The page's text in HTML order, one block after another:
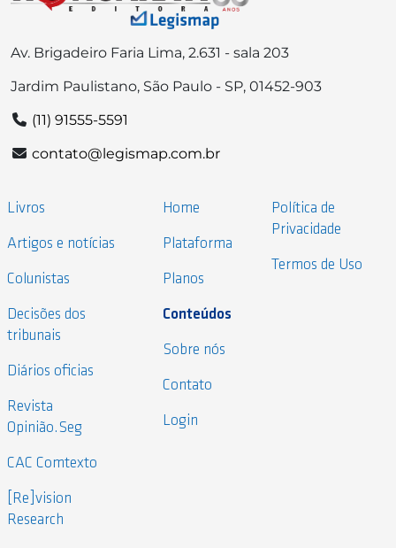
Av. Brigadeiro Faria Lima, 2.631 - sala 203
Jardim Paulistano, São Paulo - SP, 01452-903
(11) 91555-5591
contato@legismap.com.br
Livros
Artigos e notícias
Colunistas
Decisões dos
tribunais
Diários oficias
Revista
Opinião.Seg
CAC Comtexto
[Re]vision
Research
Home
Plataforma
Planos
Conteúdos
Sobre nós
Contato
Login
Política de
Privacidade
Termos de Uso